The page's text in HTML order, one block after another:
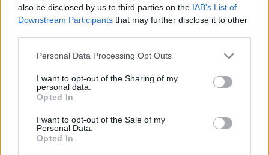
also be disclosed by us to third parties on the IAB’s List of
Downstream Participants that may further disclose it to other
Personal Data Processing Opt Outs
I want to opt-out of the Sharing of my
personal data.
Opted In
I want to opt-out of the Sale of my
Personal Data.
Opted In